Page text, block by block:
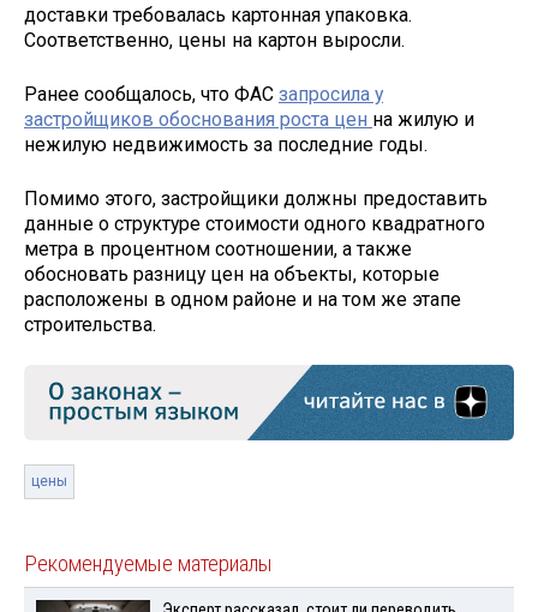
доставки требовалась картонная упаковка.
Соответственно, цены на картон выросли.
Ранее сообщалось, что ФАС запросила у
застройщиков обоснования роста цен на жилую и
нежилую недвижимость за последние годы.
Помимо этого, застройщики должны предоставить
данные о структуре стоимости одного квадратного
метра в процентном соотношении, а также
обосновать разницу цен на объекты, которые
расположены в одном районе и на том же этапе
строительства.
цены
Рекомендуемые материалы